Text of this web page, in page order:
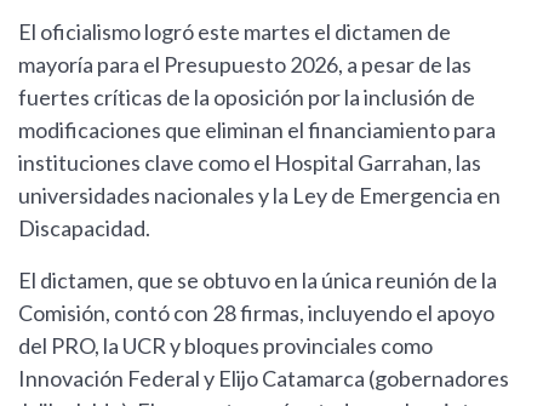
El oficialismo logró este martes el dictamen de
mayoría para el Presupuesto 2026, a pesar de las
fuertes críticas de la oposición por la inclusión de
modificaciones que eliminan el financiamiento para
instituciones clave como el Hospital Garrahan, las
universidades nacionales y la Ley de Emergencia en
Discapacidad.
El dictamen, que se obtuvo en la única reunión de la
Comisión, contó con 28 firmas, incluyendo el apoyo
del PRO, la UCR y bloques provinciales como
Innovación Federal y Elijo Catamarca (gobernadores